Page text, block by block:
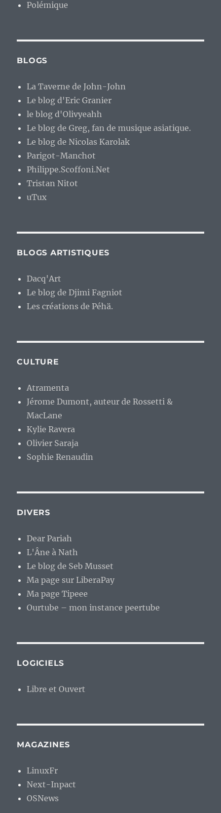
Polémique
BLOGS
La Taverne de John-John
Le blog d'Eric Granier
le blog d'Olivyeahh
Le blog de Greg, fan de musique asiatique.
Le blog de Nicolas Karolak
Parigot-Manchot
Philippe.Scoffoni.Net
Tristan Nitot
uTux
BLOGS ARTISTIQUES
Dacq'Art
Le blog de Djimi Fagniot
Les créations de Péhä.
CULTURE
Atramenta
Jérome Dumont, auteur de Rossetti &
MacLane
Kylie Ravera
Olivier Saraja
Sophie Renaudin
DIVERS
Dear Pariah
L'Âne à Nath
Le blog de Seb Musset
Ma page sur LiberaPay
Ma page Tipeee
Ourtube – mon instance peertube
LOGICIELS
Libre et Ouvert
MAGAZINES
LinuxFr
Next-Inpact
OSNews